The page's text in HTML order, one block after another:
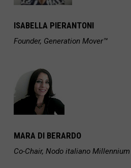
ISABELLA PIERANTONI
Founder, Generation Mover™
MARA DI BERARDO
Co-Chair, Nodo italiano